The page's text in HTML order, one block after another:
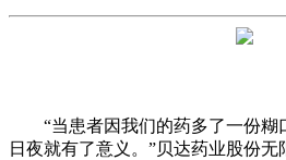
“当患者因我们的药多了一份糊
日夜就有了意义。”贝达药业股份